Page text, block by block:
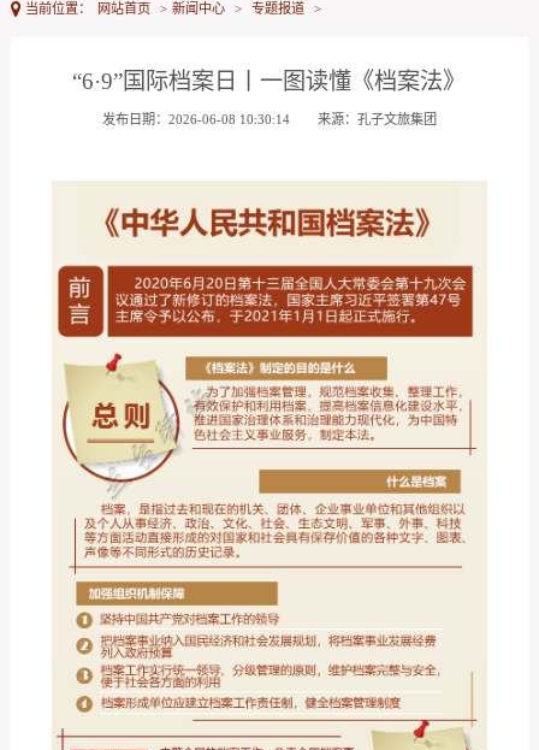
当前位置： 网站首页 > 新闻中心 > 专题报道 >
“6·9”国际档案日丨一图读懂《档案法》
发布日期：2026-06-08 10:30:14 来源：孔子文旅集团